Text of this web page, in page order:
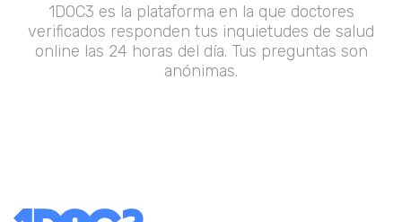
1DOC3 es la plataforma en la que doctores
verificados responden tus inquietudes de salud
online las 24 horas del día. Tus preguntas son
anónimas.